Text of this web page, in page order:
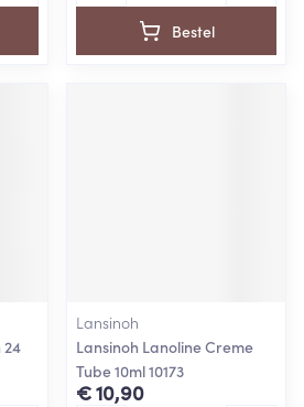
Bestel
24
Lansinoh
Lansinoh Lanoline Creme
Tube 10ml 10173
€ 10,90